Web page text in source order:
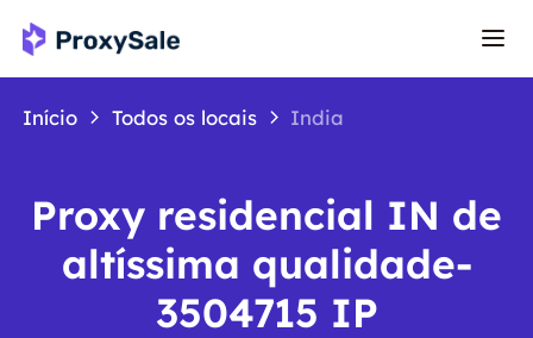
Início Todos os locais India
Proxy residencial IN de
altíssima qualidade-
3504715 IP